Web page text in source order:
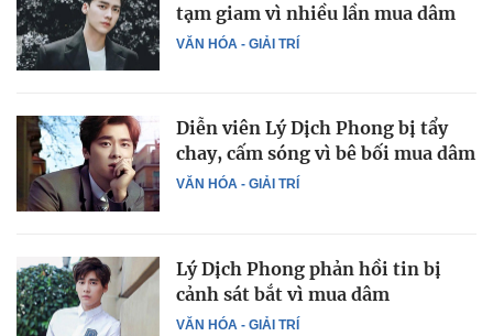
VĂN HÓA - GIẢI TRÍ
tạm giam vì nhiều lần mua dâm
VĂN HÓA - GIẢI TRÍ
Diễn viên Lý Dịch Phong bị tẩy
chay, cấm sóng vì bê bối mua dâm
VĂN HÓA - GIẢI TRÍ
Lý Dịch Phong phản hồi tin bị
cảnh sát bắt vì mua dâm